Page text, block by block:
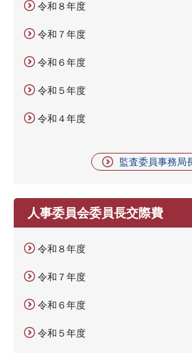
令和８年度
令和７年度
令和６年度
令和５年度
令和４年度
監査委員事務局
人事委員会委員長交際費
令和８年度
令和７年度
令和６年度
令和５年度